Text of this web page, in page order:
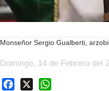
Monseñor Sergio Gualberti,
Domingo, 14 de Febrero del
Facebook